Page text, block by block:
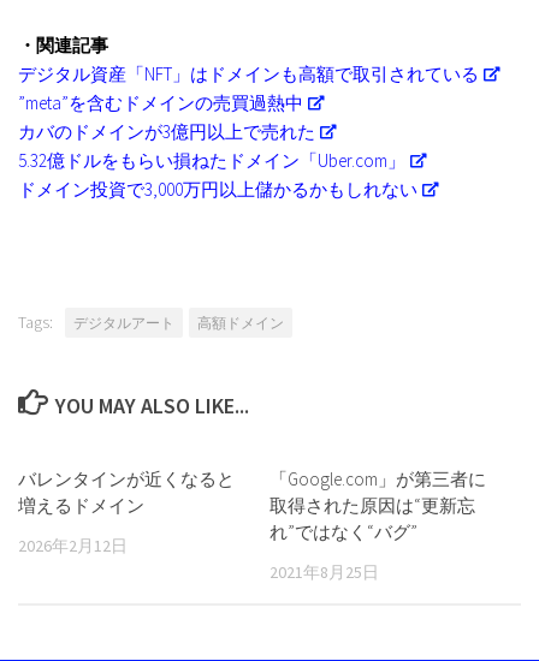
・関連記事
デジタル資産「NFT」はドメインも高額で取引されている
”meta”を含むドメインの売買過熱中
カバのドメインが3億円以上で売れた
5.32億ドルをもらい損ねたドメイン「Uber.com」
ドメイン投資で3,000万円以上儲かるかもしれない
Tags: デジタルアート 高額ドメイン
YOU MAY ALSO LIKE...
バレンタインが近くなると
増えるドメイン
2026年2月12日
「Google.com」が第三者に
取得された原因は“更新忘
れ”ではなく“バグ”
2021年8月25日